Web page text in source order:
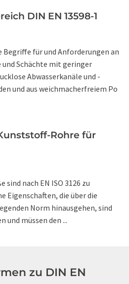
DIN EN 13598-1
Begriffe für und Anforderungen an
Schächte mit geringer
Abwasserkanäle und -
und aus weichmacherfreiem Po
Rohre für
sind nach EN ISO 3126 zu
Eigenschaften, die über die
Norm hinausgehen, sind
und müssen den ...
zu DIN EN